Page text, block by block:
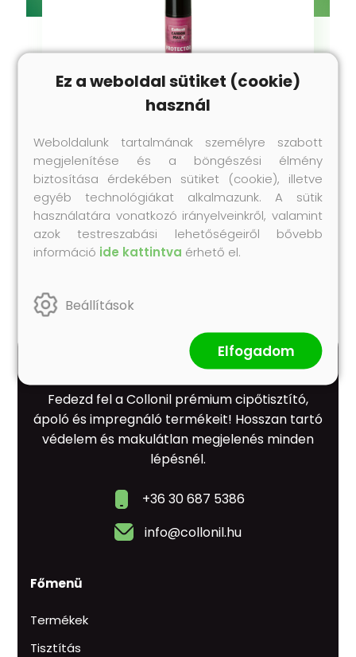
Impregnálás
Carbon MaxX Protector - Impregnáló
spray
200 ml
4 990 Ft
Fedezd fel a Collonil prémium cipőtisztító,
ápoló és impregnáló termékeit! Hosszan tartó
védelem és makulátlan megjelenés minden
lépésnél.
+36 30 687 5386
info@collonil.hu
Főmenü
Termékek
Tisztítás
Ez a weboldal sütiket (cookie)
használ
Weboldalunk tartalmának személyre szabott
megjelenítése és a böngészési élmény
biztosítása érdekében sütiket (cookie), illetve
egyéb technológiákat alkalmazunk. A sütik
használatára vonatkozó irányelveinkről, valamint
azok testreszabási lehetőségeiről bővebb
információ ide kattintva érhető el.
Beállítások
Elfogadom